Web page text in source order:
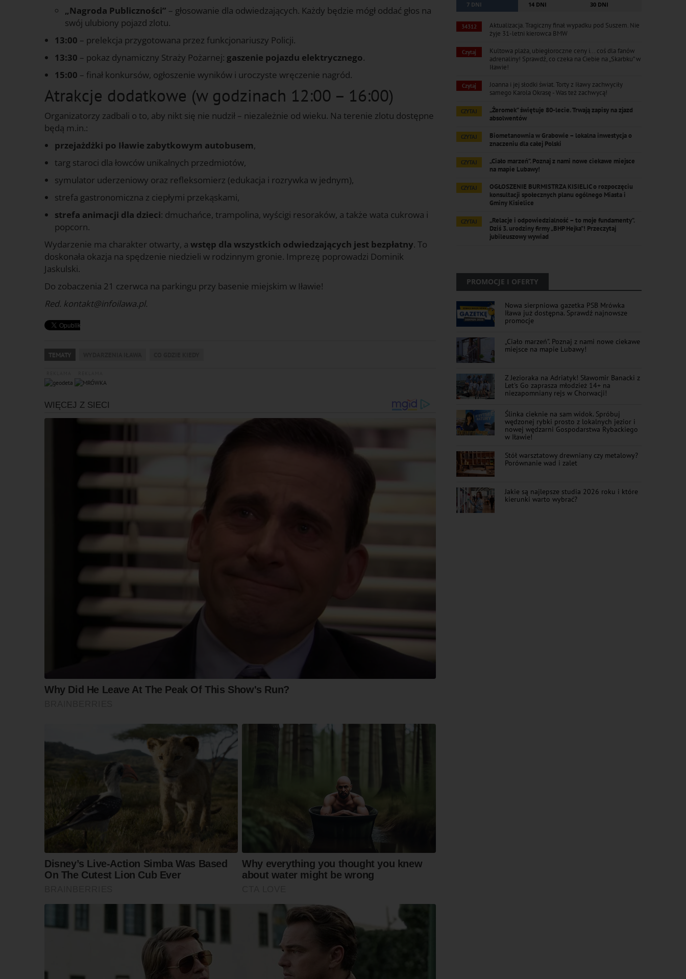
„Nagroda Publiczności” – głosowanie dla odwiedzających. Każdy będzie mógł oddać głos na
swój ulubiony pojazd zlotu.
13:00 – prelekcja przygotowana przez funkcjonariuszy Policji.
13:30 – pokaz dynamiczny Straży Pożarnej: gaszenie pojazdu elektrycznego.
15:00 – finał konkursów, ogłoszenie wyników i uroczyste wręczenie nagród.
Atrakcje dodatkowe (w godzinach 12:00 – 16:00)
Organizatorzy zadbali o to, aby nikt się nie nudził – niezależnie od wieku. Na terenie zlotu dostępne
będą m.in.:
przejażdżki po Iławie zabytkowym autobusem,
targ staroci dla łowców unikalnych przedmiotów,
symulator uderzeniowy oraz refleksomierz (edukacja i rozrywka w jednym),
strefa gastronomiczna z ciepłymi przekąskami,
strefa animacji dla dzieci: dmuchańce, trampolina, wyścigi resoraków, a także wata cukrowa i
popcorn.
Wydarzenie ma charakter otwarty, a wstęp dla wszystkich odwiedzających jest bezpłatny. To
doskonała okazja na spędzenie niedzieli w rodzinnym gronie. Imprezę poprowadzi Dominik
Jaskulski.
Do zobaczenia 21 czerwca na parkingu przy basenie miejskim w Iławie!
Red. kontakt@infoilawa.pl.
TEMATY
7 DNI 14 DNI 30 DNI
34312
Aktualizacja. Tragiczny finał wypadku pod Suszem. Nie
żyje 31-letni kierowca BMW
Czytaj
Kultowa plaża, ubiegłoroczne ceny i... coś dla fanów
adrenaliny! Sprawdź, co czeka na Ciebie na „Skarbku” w
Iławie!
Czytaj
Joanna i jej słodki świat. Torty z Iławy zachwyciły
samego Karola Okrasę - Was też zachwycą!
CZYTAJ
„Żeromek” świętuje 80-lecie. Trwają zapisy na zjazd
absolwentów
CZYTAJ
Biometanownia w Grabowie – lokalna inwestycja o
znaczeniu dla całej Polski
CZYTAJ
„Ciało marzeń”. Poznaj z nami nowe ciekawe miejsce
na mapie Lubawy!
CZYTAJ
OGŁOSZENIE BURMISTRZA KISIELIC o rozpoczęciu
konsultacji społecznych planu ogólnego Miasta i
Gminy Kisielice
CZYTAJ
„Relacje i odpowiedzialność – to moje fundamenty”.
Dziś 3. urodziny firmy „BHP Hejka”! Przeczytaj
jubileuszowy wywiad
PROMOCJE I OFERTY
Nowa sierpniowa gazetka PSB Mrówka
Iława już dostępna. Sprawdź najnowsze
promocje
„Ciało marzeń”. Poznaj z nami nowe ciekawe
miejsce na mapie Lubawy!
Z Jezioraka na Adriatyk! Sławomir Banacki z
Let's Go zaprasza młodzież 14+ na
niezapomniany rejs w Chorwacji!
Ślinka cieknie na sam widok. Spróbuj
wędzonej rybki prosto z lokalnych jezior i
nowej wędzarni Gospodarstwa Rybackiego
w Iławie!
Stół warsztatowy drewniany czy metalowy?
Porównanie wad i zalet
Jakie są najlepsze studia 2026 roku i które
kierunki warto wybrać?